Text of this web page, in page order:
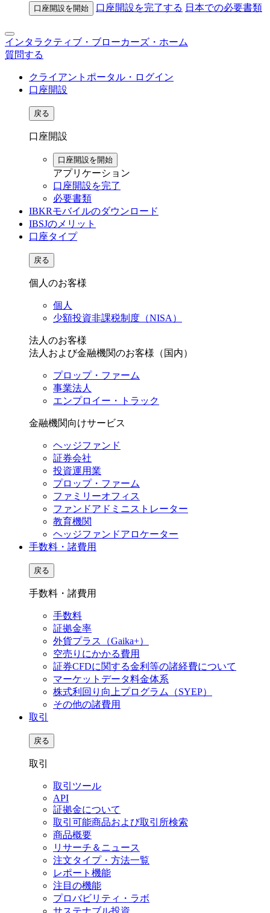
口座開設を開始 口座開設を完了する 日本での必要書類
インタラクティブ・ブローカーズ・ホーム
質問する
クライアントポータル・ログイン
口座開設
戻る
口座開設
口座開設を開始
アプリケーション
口座開設を完了
必要書類
IBKRモバイルのダウンロード
IBSJのメリット
口座タイプ
戻る
個人のお客様
個人
少額投資非課税制度（NISA）
法人のお客様
法人および金融機関のお客様（国内）
プロップ・ファーム
事業法人
エンプロイー・トラック
金融機関向けサービス
ヘッジファンド
証券会社
投資運用業
プロップ・ファーム
ファミリーオフィス
ファンドアドミニストレーター
教育機関
ヘッジファンドアロケーター
手数料・諸費用
戻る
手数料・諸費用
手数料
証拠金率
外貨プラス（Gaika+）
空売りにかかる費用
証券CFDに関する金利等の諸経費について
マーケットデータ料金体系
株式利回り向上プログラム（SYEP）
その他の諸費用
取引
戻る
取引
取引ツール
API
証拠金について
取引可能商品および取引所検索
商品概要
リサーチ＆ニュース
注文タイプ・方法一覧
レポート機能
注目の機能
プロバビリティ・ラボ
サステナブル投資